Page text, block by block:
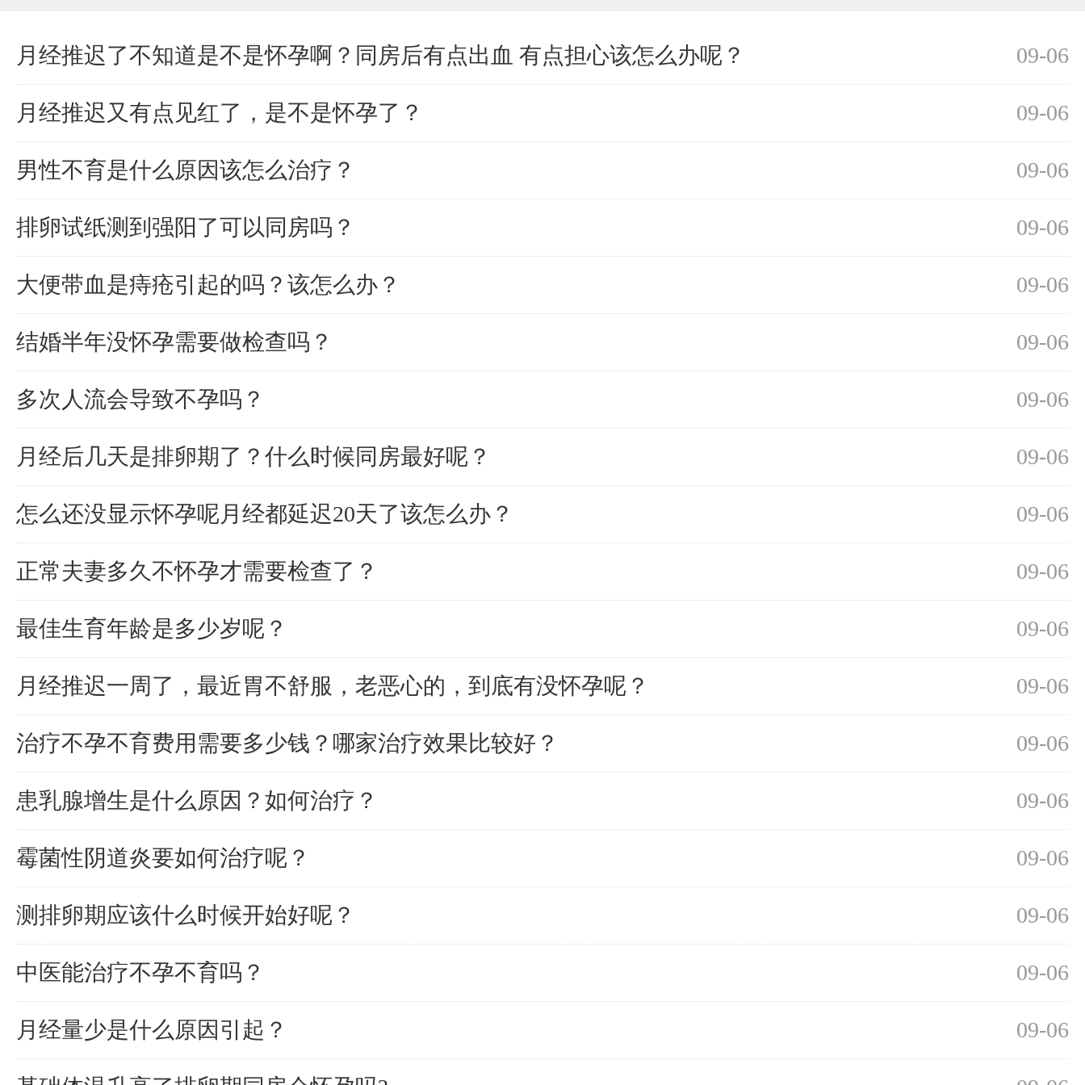
09-06
月经推迟了不知道是不是怀孕啊？同房后有点出血 有点担心该怎么办呢？
09-06
月经推迟又有点见红了，是不是怀孕了？
09-06
男性不育是什么原因该怎么治疗？
09-06
排卵试纸测到强阳了可以同房吗？
09-06
大便带血是痔疮引起的吗？该怎么办？
09-06
结婚半年没怀孕需要做检查吗？
09-06
多次人流会导致不孕吗？
09-06
月经后几天是排卵期了？什么时候同房最好呢？
09-06
怎么还没显示怀孕呢月经都延迟20天了该怎么办？
09-06
正常夫妻多久不怀孕才需要检查了？
09-06
最佳生育年龄是多少岁呢？
09-06
月经推迟一周了，最近胃不舒服，老恶心的，到底有没怀孕呢？
09-06
治疗不孕不育费用需要多少钱？哪家治疗效果比较好？
09-06
患乳腺增生是什么原因？如何治疗？
09-06
霉菌性阴道炎要如何治疗呢？
09-06
测排卵期应该什么时候开始好呢？
09-06
中医能治疗不孕不育吗？
09-06
月经量少是什么原因引起？